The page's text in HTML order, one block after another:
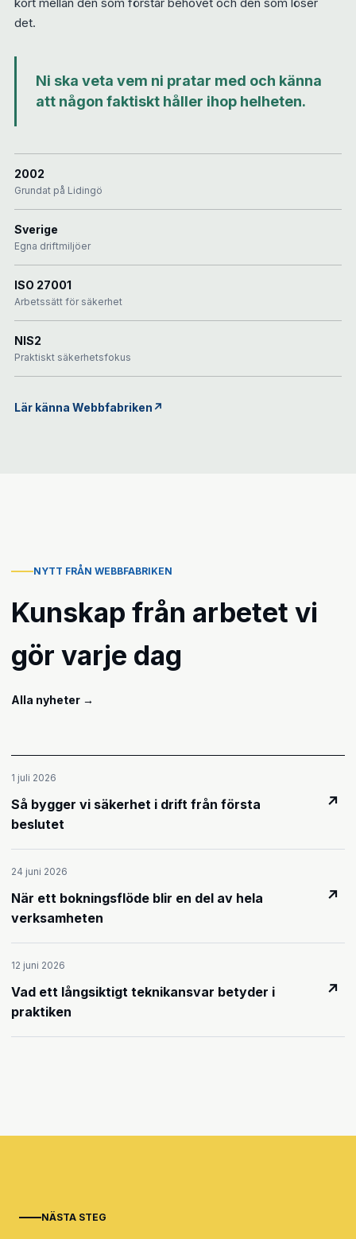
kort mellan den som förstår behovet och den som löser
det.
Ni ska veta vem ni pratar med och känna
att någon faktiskt håller ihop helheten.
2002
Grundat på Lidingö
Sverige
Egna driftmiljöer
ISO 27001
Arbetssätt för säkerhet
NIS2
Praktiskt säkerhetsfokus
Lär känna Webbfabriken↗
NYTT FRÅN WEBBFABRIKEN
Kunskap från arbetet vi
gör varje dag
Alla nyheter →
1 juli 2026
Så bygger vi säkerhet i drift från första
beslutet
↗
24 juni 2026
När ett bokningsflöde blir en del av hela
verksamheten
↗
12 juni 2026
Vad ett långsiktigt teknikansvar betyder i
praktiken
↗
NÄSTA STEG